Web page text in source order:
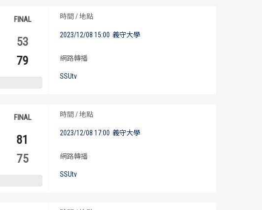
53
79
時間 / 地點
2023/12/08 15:00 義守大學
網路轉播
SSUtv
81
75
時間 / 地點
2023/12/08 17:00 義守大學
網路轉播
SSUtv